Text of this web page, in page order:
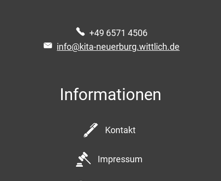
+49 6571 4506
info@kita-neuerburg.wittlich.de
Informationen
Kontakt
Impressum